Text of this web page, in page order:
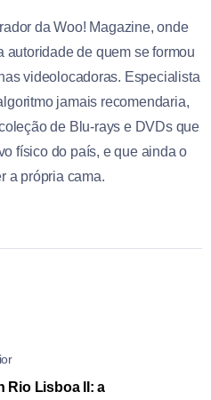
da Woo! Magazine, onde
autoridade de quem se formou
videolocadoras. Especialista
jamais recomendaria,
de Blu-rays e DVDs que
físico do país, e que ainda o
a própria cama.
Rio Lisboa II: a